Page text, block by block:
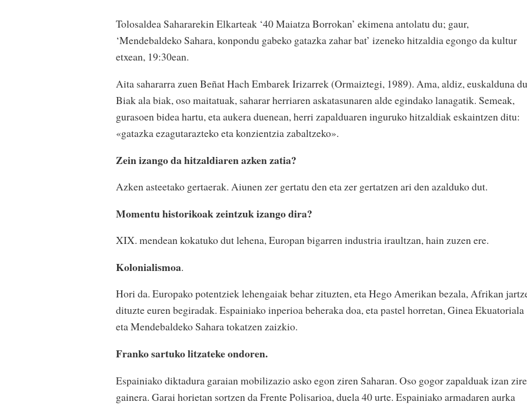
Tolosaldea Sahararekin Elkarteak ‘40 Maiatza Borrokan’ ekimena antolatu du; gaur,
‘Mendebaldeko Sahara, konpondu gabeko gatazka zahar bat’ izeneko hitzaldia egongo da kultur
etxean, 19:30ean.
Aita sahararra zuen Beñat Hach Embarek Irizarrek (Ormaiztegi, 1989). Ama, aldiz, euskalduna
Biak ala biak, oso maitatuak, saharar herriaren askatasunaren alde egindako lanagatik. Semeak,
gurasoen bidea hartu, eta aukera duenean, herri zapalduaren inguruko hitzaldiak eskaintzen ditu:
«gatazka ezagutarazteko eta konzientzia zabaltzeko».
Zein izango da hitzaldiaren azken zatia?
Azken asteetako gertaerak. Aiunen zer gertatu den eta zer gertatzen ari den azalduko dut.
Momentu historikoak zeintzuk izango dira?
XIX. mendean kokatuko dut lehena, Europan bigarren industria iraultzan, hain zuzen ere.
Kolonialismoa.
Hori da. Europako potentziek lehengaiak behar zituzten, eta Hego Amerikan bezala, Afrikan
dituzte euren begiradak. Espainiako inperioa beheraka doa, eta pastel horretan, Ginea Ekuatoriala
eta Mendebaldeko Sahara tokatzen zaizkio.
Franko sartuko litzateke ondoren.
Espainiako diktadura garaian mobilizazio asko egon ziren Saharan. Oso gogor zapalduak izan
gainera. Garai horietan sortzen da Frente Polisarioa, duela 40 urte. Espainiako armadaren aurka